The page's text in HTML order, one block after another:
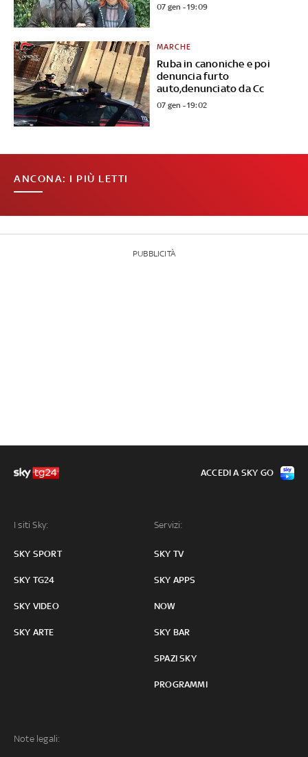
07 gen - 19:09
Ruba in canoniche e poi
denuncia furto
auto,denunciato da Cc
MARCHE
07 gen - 19:02
ANCONA: I PIÙ LETTI
PUBBLICITÀ
I siti Sky:
SKY SPORT
SKY TG24
SKY VIDEO
SKY ARTE
Servizi:
SKY TV
SKY APPS
NOW
SKY BAR
SPAZI SKY
PROGRAMMI
Note legali:
ACCEDI A SKY GO